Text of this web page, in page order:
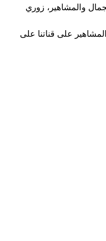
والمشاهير، زوري
على قناتنا على